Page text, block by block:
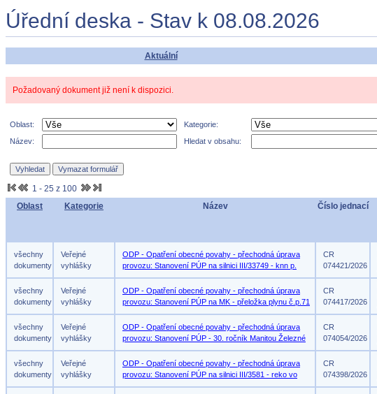
Úřední deska - Stav k 08.08.2026
Aktuální
Požadovaný dokument již není k dispozici.
Oblast:
Kategorie:
Název:
Hledat v obsahu:
1 - 25 z 100
Oblast
Kategorie Název Číslo jednací
všechny
dokumenty
Veřejné
vyhlášky
ODP - Opatření obecné povahy - přechodná úprava
provozu: Stanovení PÚP na silnici III/33749 - knn p.
CR
074421/2026
všechny
dokumenty
Veřejné
vyhlášky
ODP - Opatření obecné povahy - přechodná úprava
provozu: Stanovení PÚP na MK - přeložka plynu č.p.71
CR
074417/2026
všechny
dokumenty
Veřejné
vyhlášky
ODP - Opatření obecné povahy - přechodná úprava
provozu: Stanovení PÚP - 30. ročník Manitou Železné
CR
074054/2026
všechny
dokumenty
Veřejné
vyhlášky
ODP - Opatření obecné povahy - přechodná úprava
provozu: Stanovení PÚP na silnici III/3581 - reko vo
CR
074398/2026